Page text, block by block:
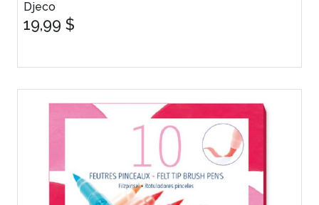
Djeco
19,99 $